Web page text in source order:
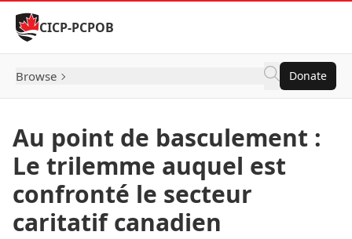
Skip to Content
CICP-PCPOB
Browse Donate
Au point de basculement :
Le trilemme auquel est
confronté le secteur
caritatif canadien